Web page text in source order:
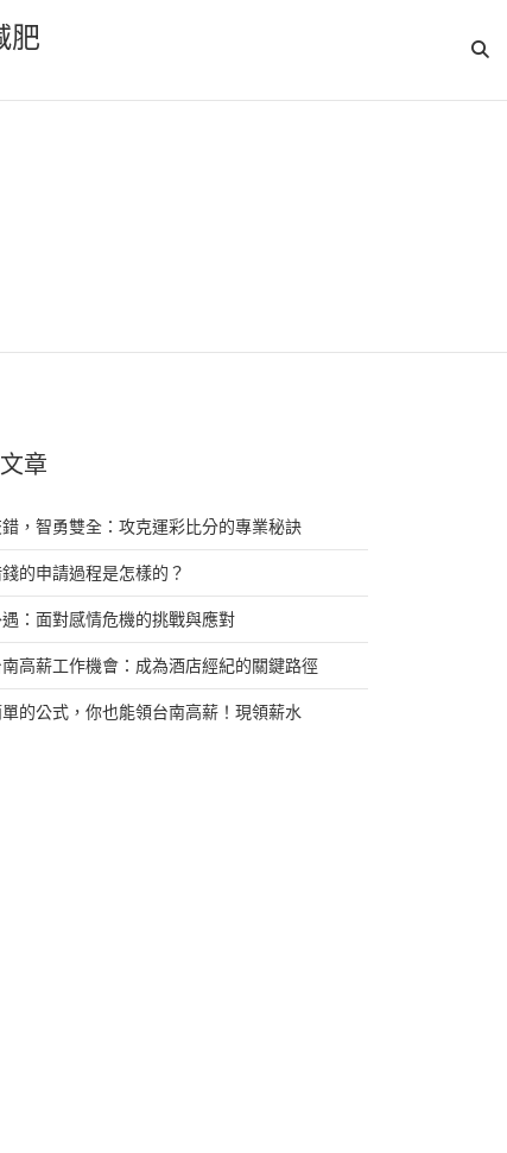
肥
章
，智勇雙全：攻克運彩比分的專業秘訣
的申請過程是怎樣的？
：面對感情危機的挑戰與應對
高薪工作機會：成為酒店經紀的關鍵路徑
的公式，你也能領台南高薪！現領薪水